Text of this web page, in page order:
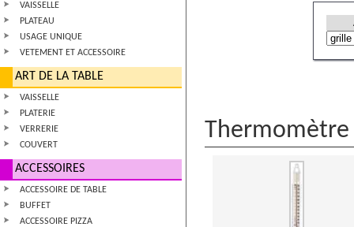
VAISSELLE
PLATEAU
USAGE UNIQUE
VETEMENT ET ACCESSOIRE
ART DE LA TABLE
VAISSELLE
PLATERIE
VERRERIE
COUVERT
ACCESSOIRES
ACCESSOIRE DE TABLE
BUFFET
ACCESSOIRE PIZZA
Thermomètre